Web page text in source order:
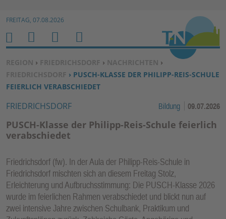
Zum Inhalt springen ↓
FREITAG, 07.08.2026
SIE BEFINDEN SICH HIER:
REGION › FRIEDRICHSDORF › NACHRICHTEN ›
FRIEDRICHSDORF › PUSCH-KLASSE DER PHILIPP-REIS-SCHULE
FEIERLICH VERABSCHIEDET
FRIEDRICHSDORF Bildung 09.07.2026
PUSCH-Klasse der Philipp-Reis-Schule feierlich
verabschiedet
Friedrichsdorf (fw). In der Aula der Philipp-Reis-Schule in
Friedrichsdorf mischten sich an diesem Freitag Stolz,
Erleichterung und Aufbruchsstimmung: Die PUSCH-Klasse 2026
wurde im feierlichen Rahmen verabschiedet und blickt nun auf
zwei intensive Jahre zwischen Schulbank, Praktikum und
H
O
M
E
M
E
N
U
S
U
C
H
E
N
B
E
N
U
E
U
N
K
TI
O